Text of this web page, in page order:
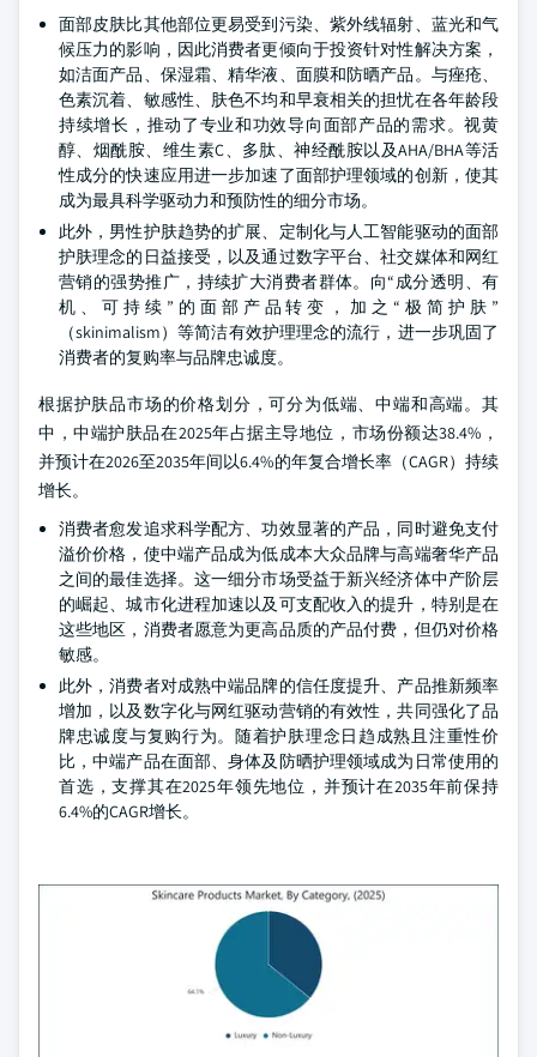
面部皮肤比其他部位更易受到污染、紫外线辐射、蓝光和气
候压力的影响，因此消费者更倾向于投资针对性解决方案，
如洁面产品、保湿霜、精华液、面膜和防晒产品。与痤疮、
色素沉着、敏感性、肤色不均和早衰相关的担忧在各年龄段
持续增长，推动了专业和功效导向面部产品的需求。视黄
醇、烟酰胺、维生素C、多肽、神经酰胺以及AHA/BHA等活
性成分的快速应用进一步加速了面部护理领域的创新，使其
成为最具科学驱动力和预防性的细分市场。
此外，男性护肤趋势的扩展、定制化与人工智能驱动的面部
护肤理念的日益接受，以及通过数字平台、社交媒体和网红
营销的强势推广，持续扩大消费者群体。向“成分透明、有
机、可持续”的面部产品转变，加之“极简护肤”
（skinimalism）等简洁有效护理理念的流行，进一步巩固了
消费者的复购率与品牌忠诚度。
根据护肤品市场的价格划分，可分为低端、中端和高端。其
中，中端护肤品在2025年占据主导地位，市场份额达38.4%，
并预计在2026至2035年间以6.4%的年复合增长率（CAGR）持续
增长。
消费者愈发追求科学配方、功效显著的产品，同时避免支付
溢价价格，使中端产品成为低成本大众品牌与高端奢华产品
之间的最佳选择。这一细分市场受益于新兴经济体中产阶层
的崛起、城市化进程加速以及可支配收入的提升，特别是在
这些地区，消费者愿意为更高品质的产品付费，但仍对价格
敏感。
此外，消费者对成熟中端品牌的信任度提升、产品推新频率
增加，以及数字化与网红驱动营销的有效性，共同强化了品
牌忠诚度与复购行为。随着护肤理念日趋成熟且注重性价
比，中端产品在面部、身体及防晒护理领域成为日常使用的
首选，支撑其在2025年领先地位，并预计在2035年前保持
6.4%的CAGR增长。